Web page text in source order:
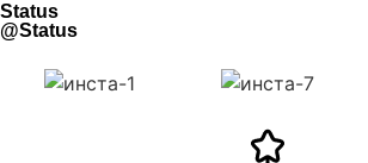
Status
@Status